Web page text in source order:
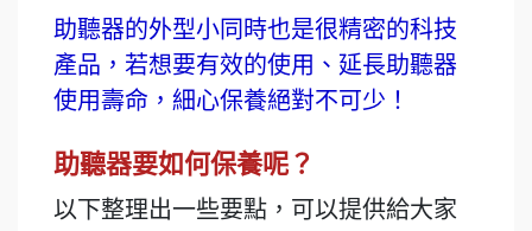
助聽器的外型小同時也是很精密的科技
產品，若想要有效的使用、延長助聽器
使用壽命，細心保養絕對不可少！
助聽器要如何保養呢？
以下整理出一些要點，可以提供給大家